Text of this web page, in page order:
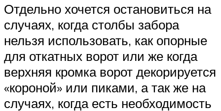
Отдельно хочется остановиться на
случаях, когда столбы забора
нельзя использовать, как опорные
для откатных ворот или же когда
верхняя кромка ворот декорируется
«короной» или пиками, а так же на
случаях, когда есть необходимость